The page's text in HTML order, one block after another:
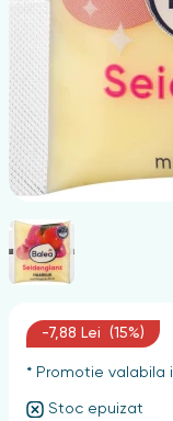
-7,88 Lei (15%)
* Promotie valabila
Stoc epuizat